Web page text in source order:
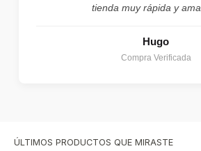
tienda muy rápida y
Hugo
Compra Verificada
ÚLTIMOS PRODUCTOS QUE MIRASTE